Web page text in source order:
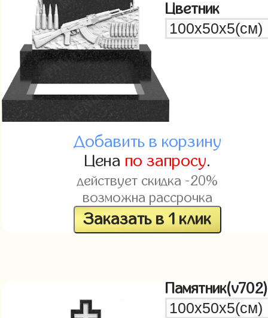
Цветник
Добавить в корзину
Цена по запросу.
действует скидка -20%
возможна рассрочка
Заказать в 1 клик
Памятник(v702)